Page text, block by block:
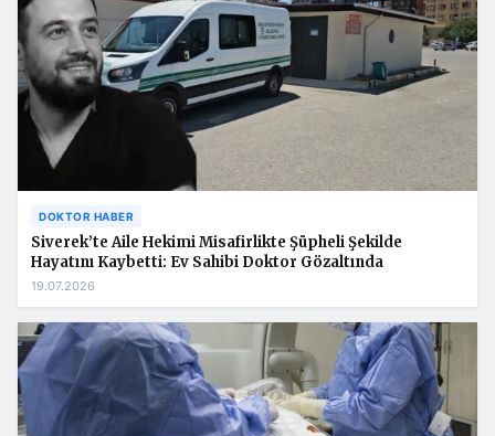
DOKTOR HABER
Siverek’te Aile Hekimi Misafirlikte Şüpheli Şekilde
Hayatını Kaybetti: Ev Sahibi Doktor Gözaltında
19.07.2026